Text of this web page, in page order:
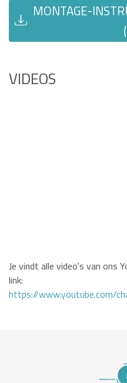
MONTAGE-
VIDEOS
Je vindt alle video's van ons
link:
https://www.youtube.com/